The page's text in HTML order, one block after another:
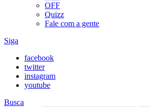
OFF
Quizz
Fale com a gente
Siga
facebook
twitter
instagram
youtube
Busca